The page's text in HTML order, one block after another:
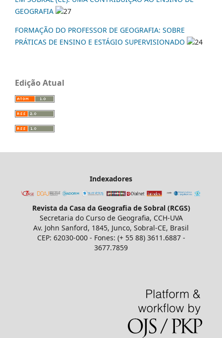
GEOGRAFIA
27
FORMAÇÃO DO PROFESSOR DE GEOGRAFIA: SOBRE
PRÁTICAS DE ENSINO E ESTÁGIO SUPERVISIONADO
24
Edição Atual
Indexadores
Revista da Casa da Geografia de Sobral (RCGS)
Secretaria do Curso de Geografia, CCH-UVA
Av. John Sanford, 1845, Junco, Sobral-CE, Brasil
CEP: 62030-000 - Fones: (+ 55 88) 3611.6887 -
3677.7859